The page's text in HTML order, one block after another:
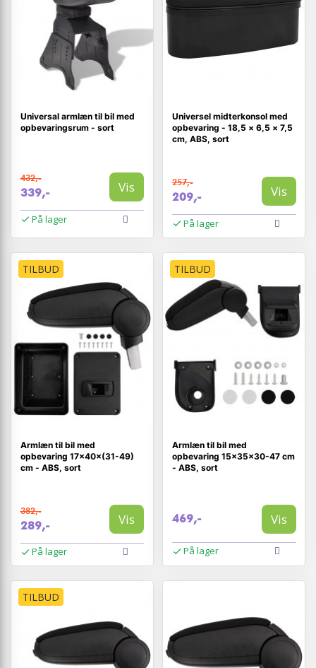
Universal armlæn til bil med
opbevaringsrum - sort
432,-
339,- Vis
På lager
Universel midterkonsol med
opbevaring - 18,5 × 6,5 × 7,5
cm, ABS, sort
257,-
209,- Vis
På lager
TILBUD
Armlæn til bil med
opbevaring 17×40×(31-49)
cm - ABS, sort
382,-
289,- Vis
På lager
TILBUD
Armlæn til bil med
opbevaring 15×35×30-47 cm
- ABS, sort
469,- Vis
På lager
TILBUD